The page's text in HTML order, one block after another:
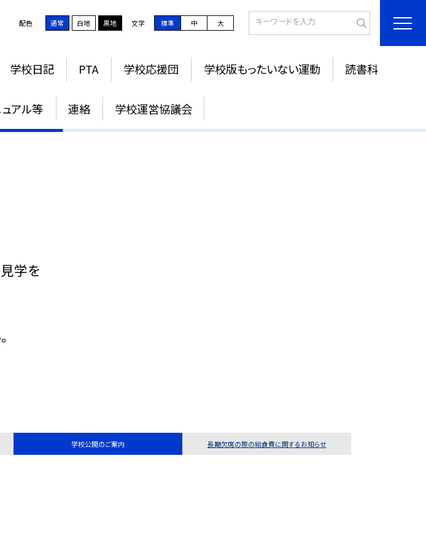
配色 通常 白地 黒地 文字 標準 中 大
学校日記 PTA 学校応援団 学校版もったいない運動 読書科
アル等 連絡 学校運営協議会
ご案内
学を
学校公開のご案内 長期欠席の際の給食費に関するお知らせ